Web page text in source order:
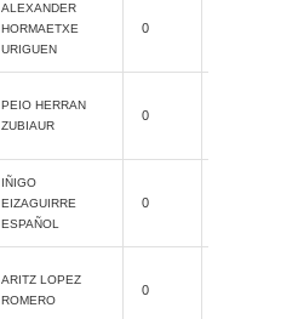
ALEXANDER
HORMAETXE
URIGUEN
0
PEIO HERRAN
ZUBIAUR
0
IÑIGO
EIZAGUIRRE
ESPAÑOL
0
ARITZ LOPEZ
ROMERO
0